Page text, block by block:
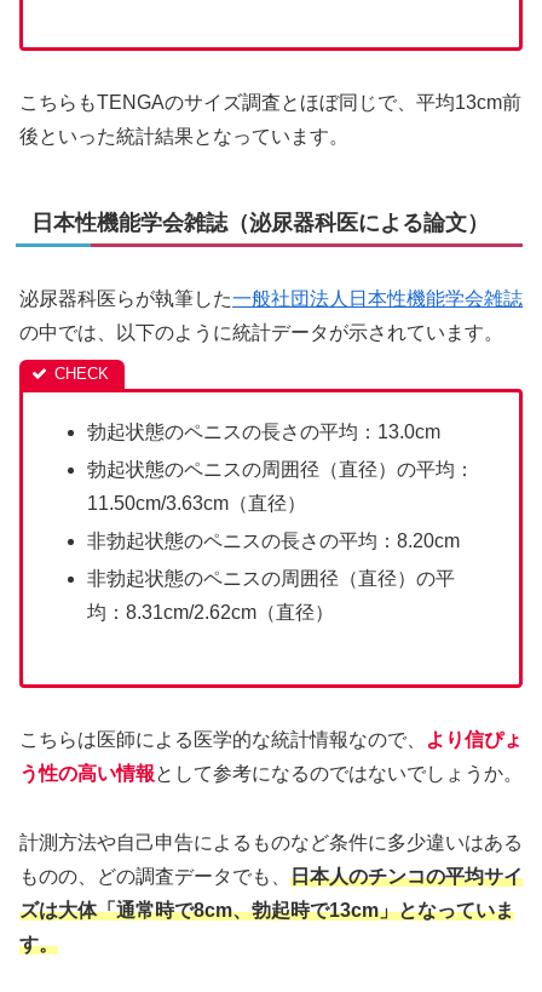
こちらもTENGAのサイズ調査とほぼ同じで、平均13cm前
後といった統計結果となっています。
日本性機能学会雑誌（泌尿器科医による論文）
泌尿器科医らが執筆した一般社団法人日本性機能学会雑誌
の中では、以下のように統計データが示されています。
勃起状態のペニスの長さの平均：13.0cm
勃起状態のペニスの周囲径（直径）の平均：
11.50cm/3.63cm（直径）
非勃起状態のペニスの長さの平均：8.20cm
非勃起状態のペニスの周囲径（直径）の平
均：8.31cm/2.62cm（直径）
こちらは医師による医学的な統計情報なので、
より信ぴょ
う性の高い情報として参考になるのではないでしょうか。
計測方法や自己申告によるものなど条件に多少違いはある
ものの、どの調査データでも、 日本人のチンコの平均サイ
ズは大体「通常時で8cm、勃起時で13cm」となっていま
す。